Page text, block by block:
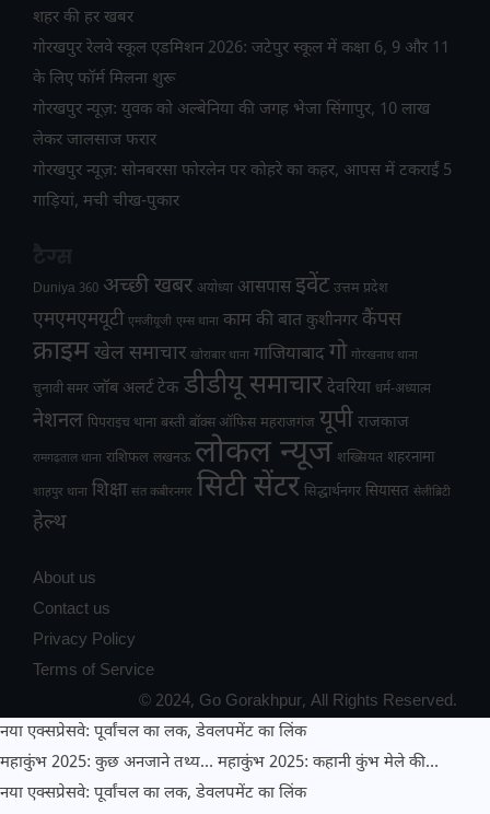
शहर की हर खबर
गोरखपुर रेलवे स्कूल एडमिशन 2026: जटेपुर स्कूल में कक्षा 6, 9 और 11
के लिए फॉर्म मिलना शुरू
गोरखपुर न्यूज़: युवक को अल्बेनिया की जगह भेजा सिंगापुर, 10 लाख
लेकर जालसाज फरार
गोरखपुर न्यूज़: सोनबरसा फोरलेन पर कोहरे का कहर, आपस में टकराईं 5
गाड़ियां, मची चीख-पुकार
Duniya 360 अच्छी खबर अयोध्या आसपास इवेंट उत्तम प्रदेश
एमएमएमयूटी एमजीयूजी एम्स थाना काम की बात कुशीनगर कैंपस
क्राइमखेल समाचार खोराबार थाना गाजियाबादगो गोरखनाथ थाना
चुनावी समर जॉब अलर्ट टेक डीडीयू समाचार देवरिया धर्म-अध्यात्म
नेशनल पिपराइच थाना बस्ती बॉक्स ऑफिस महराजगंज यूपी राजकाज
रामगढ़ताल थाना राशिफल लखनऊ लोकल न्यूज शख्सियत शहरनामा
शाहपुर थाना शिक्षा संत कबीरनगर सिटी सेंटर सिद्धार्थनगर सियासत सेलीब्रिटी
हेल्थ
About us
Contact us
Privacy Policy
Terms of Service
© 2024, Go Gorakhpur, All Rights Reserved.
नया एक्सप्रेसवे: पूर्वांचल का लक, डेवलपमेंट का लिंक
महाकुंभ 2025: कुछ अनजाने तथ्य… महाकुंभ 2025: कहानी कुंभ मेले की…
नया एक्सप्रेसवे: पूर्वांचल का लक, डेवलपमेंट का लिंक